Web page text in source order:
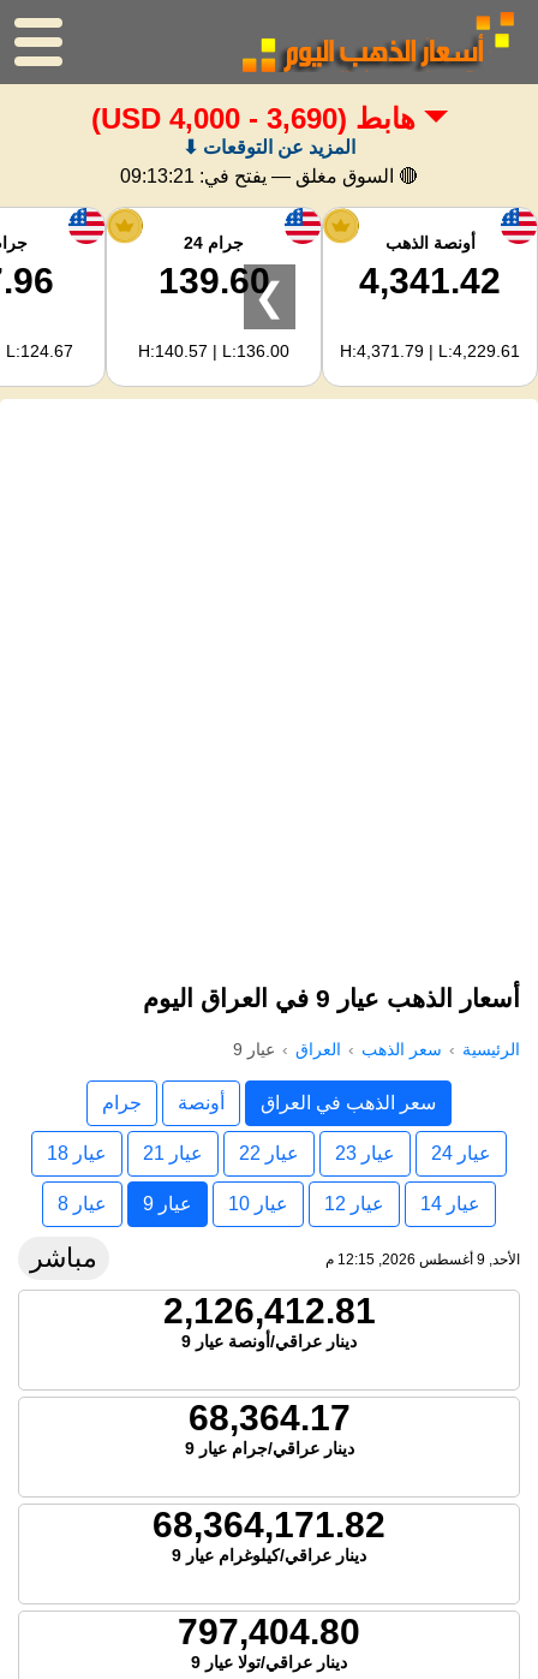
الرئيسية
سعر الذهب
اسعار الفضه
حاسبة الذهب
لمشرفي المواقع
هابط (3,690 - 4,000 USD)
المزيد عن التوقعات ⬇
🔴 السوق مغلق — يفتح في: 09:13:21
أونصة الذهب
4,341.42
H:4,371.79 | L:4,229.61
جرام 24
139.60
H:140.57 | L:136.00
L:124.67
❯
أسعار الذهب عيار 9 في العراق اليوم
الرئيسية سعر الذهب العراق عيار 9
سعر الذهب في العراق أونصة جرام
عيار 24 عيار 23 عيار 22 عيار 21 عيار 18
عيار 14 عيار 12 عيار 10 عيار 9 عيار 8
الأحد, 9 أغسطس 2026, 12:15 م مباشر
2,126,412.81
دينار عراقي/أونصة عيار 9
68,364.17
دينار عراقي/جرام عيار 9
68,364,171.82
دينار عراقي/كيلوغرام عيار 9
797,404.80
دينار عراقي/تولا عيار 9